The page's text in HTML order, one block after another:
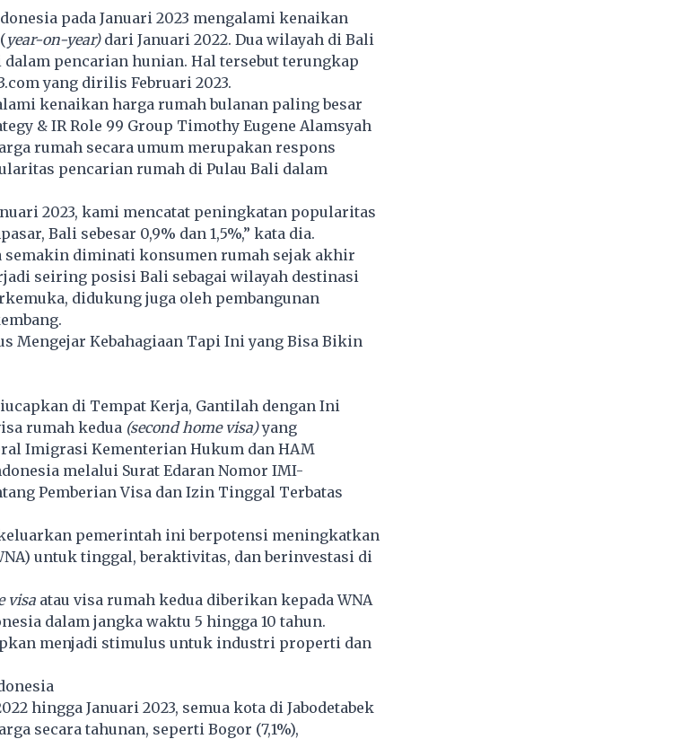
pada Januari 2023 mengalami kenaikan
year-on-year)dari Januari 2022. Dua wilayah di Bali
pencarian hunian. Hal tersebut terungkap
yang dirilis Februari 2023.
kenaikan harga rumah bulanan paling besar
& IR Role 99 Group Timothy Eugene Alamsyah
rumah secara umum merupakan respons
pencarian rumah di Pulau Bali dalam
2023, kami mencatat peningkatan popularitas
Bali sebesar 0,9% dan 1,5%,” kata dia.
semakin diminati konsumen rumah sejak akhir
seiring posisi Bali sebagai wilayah destinasi
didukung juga oleh pembangunan
Mengejar Kebahagiaan Tapi Ini yang Bisa Bikin
di Tempat Kerja, Gantilah dengan Ini
rumah kedua (second home visa)yang
Imigrasi Kementerian Hukum dan HAM
melalui Surat Edaran Nomor IMI-
Pemberian Visa dan Izin Tinggal Terbatas
pemerintah ini berpotensi meningkatkan
untuk tinggal, beraktivitas, dan berinvestasi di
visaatau visa rumah kedua diberikan kepada WNA
dalam jangka waktu 5 hingga 10 tahun.
menjadi stimulus untuk industri properti dan
hingga Januari 2023, semua kota di Jabodetabek
secara tahunan, seperti Bogor (7,1%),